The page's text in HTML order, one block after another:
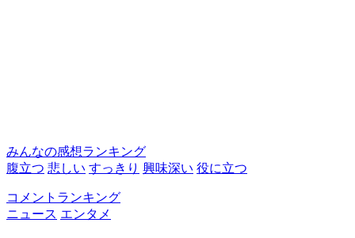
みんなの感想ランキング
腹立つ 悲しい すっきり 興味深い 役に立つ
コメントランキング
ニュース エンタメ